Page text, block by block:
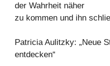
der Wahrheit näher
zu kommen und ihn
Patricia Aulitzky: „Neue
entdecken“